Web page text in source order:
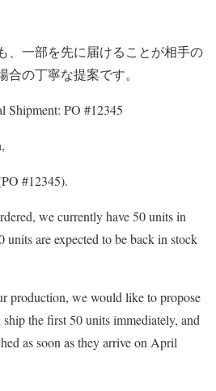
、一部を先に届けることが相手の
の丁寧な提案です。
Shipment: PO #12345
#12345).
we currently have 50 units in
units are expected to be back in stock
production, we would like to propose
the first 50 units immediately, and
as soon as they arrive on April